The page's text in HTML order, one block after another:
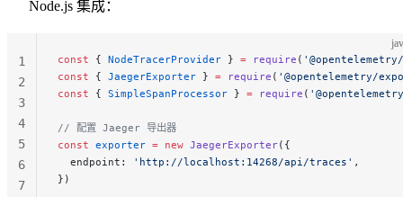
Node.js 集成：
const { NodeTracerProvider } = require (
const { JaegerExporter } = require ( '@opentelemetry/
const { SimpleSpanProcessor } = require (
// 配置 Jaeger 导出器
const exporter = new JaegerExporter({
  endpoint:
'http://localhost:14268/api/traces' ,
})
1
2
3
4
5
6
7